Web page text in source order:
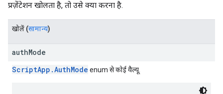
प्रज़ेंटेशन खोलता है, तो उसे क्या करना है.
खोलें (सामान्य)
authMode
ScriptApp.AuthMode enum से कोई वैल्यू.